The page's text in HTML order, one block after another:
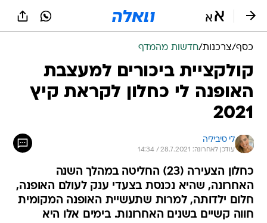
כסף/צרכנות/חדשות מהמדף
קולקציית ביכורים למעצבת
האופנה לי כחלון לקראת קיץ
2021
לי סיביליה
עודכן לאחרונה: 28.7.2021 / 14:34
כחלון הצעירה (23) החליטה במהלך השנה
האחרונה, שהיא נכנסת בצעדי ענק לעולם האופנה,
חלום ילדותה, למרות שתעשיית האופנה המקומית
חווה קשיים בשנים האחרונות. בימים אלו היא